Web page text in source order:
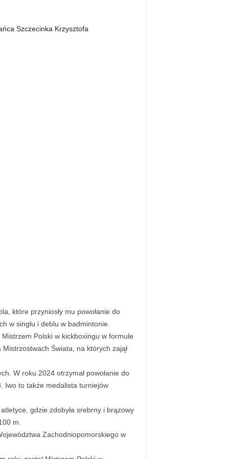
Szczecinka Krzysztofa
które przyniosły mu powołanie do
w singlu i deblu w badmintonie.
Polski w kickboxingu w formule
Świata, na których zajął
W roku 2024 otrzymał powołanie do
Iwo to także medalista turniejów
gdzie zdobyła srebrny i brązowy
m.
Zachodniopomorskiego w